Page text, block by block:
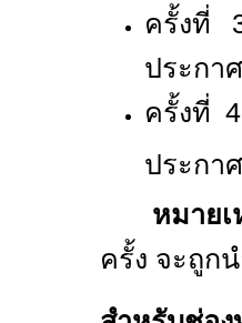
ครั้งที่
ประกา
ครั้งที่
ประกา
หมายเ
ครั้ง จะถูก